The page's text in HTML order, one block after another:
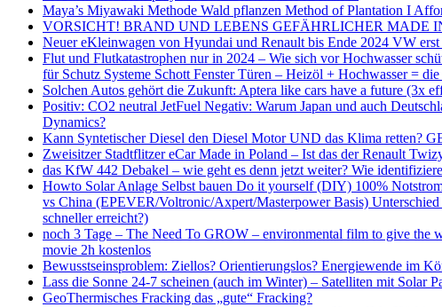
Maya’s Miyawaki Methode Wald pflanzen Method of Plantation I
VORSICHT! BRAND UND LEBENS GEFÄHRLICHER MADE
Neuer eKleinwagen von Hyundai und Renault bis Ende 2024 VW
Flut und Flutkatastrophen nur in 2024 – Wie sich vor Hochwasser
für Schutz Systeme Schott Fenster Türen – Heizöl + Hochwasser =
Solchen Autos gehört die Zukunft: Aptera like cars have a future (3x
Positiv: CO2 neutral JetFuel Negativ: Warum Japan und auch
Dynamics?
Kann Syntetischer Diesel den Diesel Motor UND das Klima retten?
Zweisitzer Stadtflitzer eCar Made in Poland – Ist das der Renault
das KfW 442 Debakel – wie geht es denn jetzt weiter? Wie
Howto Solar Anlage Selbst bauen Do it yourself (DIY) 100%
vs China (EPEVER/Voltronic/Axpert/Masterpower Basis)
schneller erreicht?)
noch 3 Tage – The Need To GROW – environmental film to give
movie 2h kostenlos
Bewusstseinsproblem: Ziellos? Orientierungslos? Energiewende im
Lass die Sonne 24-7 scheinen (auch im Winter) – Satelliten mit Solar
GeoThermisches Fracking das „gute“ Fracking?